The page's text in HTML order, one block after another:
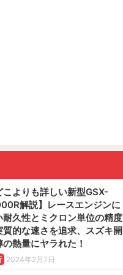
こよりも詳しい新型GSX-
解説】レースエンジンに
耐久性とミクロン単位の精度
質的な速さを追求、スズキ開
の熱量にヤラれた！
2024年2月7日